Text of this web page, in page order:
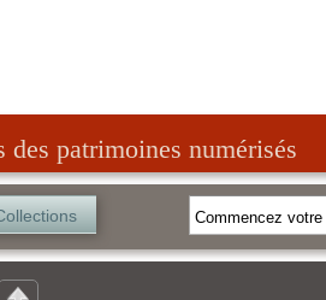
des patrimoines numérisés